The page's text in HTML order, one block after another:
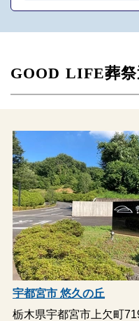
GOOD LIFE葬
宇都宮市 悠久の丘
栃木県宇都宮市上欠町